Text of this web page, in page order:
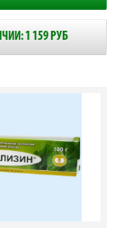
1 159 РУБ